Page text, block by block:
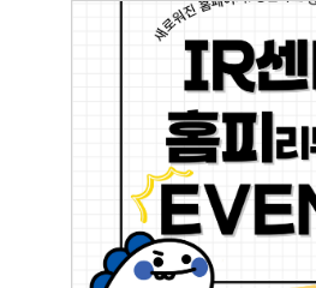
[이벤트] IR센터 홈페이지
참여하세
2025.08.29